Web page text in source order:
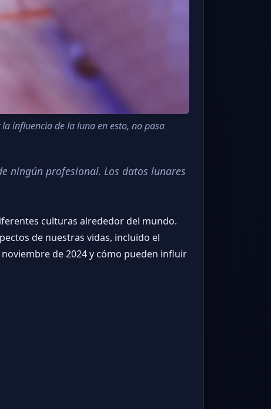
influencia de la luna en esto, no pasa
ningún profesional. Los datos lunares
culturas alrededor del mundo.
de nuestras vidas, incluido el
de 2024 y cómo pueden influir